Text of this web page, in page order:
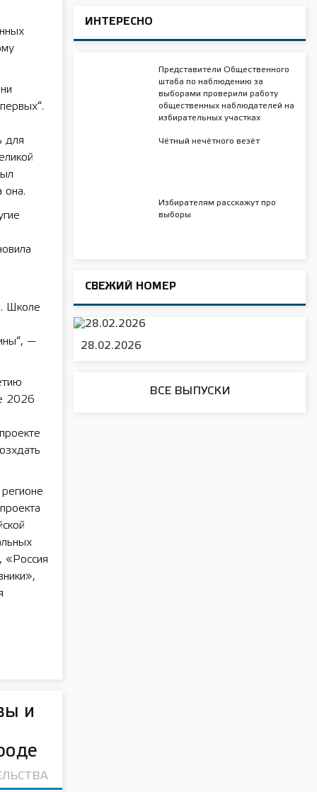
для
она.
Школе
—
2026
«Россия
и
ИНТЕРЕСНО
Представители Общественного
штаба по наблюдению за
выборами проверили работу
общественных наблюдателей на
избирательных участках
Чётный нечётного везёт
Избирателям расскажут про
выборы
СВЕЖИЙ НОМЕР
28.02.2026
ВСЕ ВЫПУСКИ